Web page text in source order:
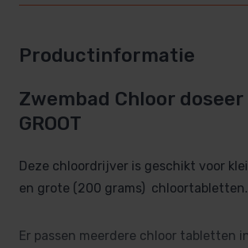
Productinformatie
Zwembad Chloor
GROOT
Deze chloordrijver is geschikt voor
en grote (200 grams) chloortabletten.
Er passen meerdere chloor tabletten